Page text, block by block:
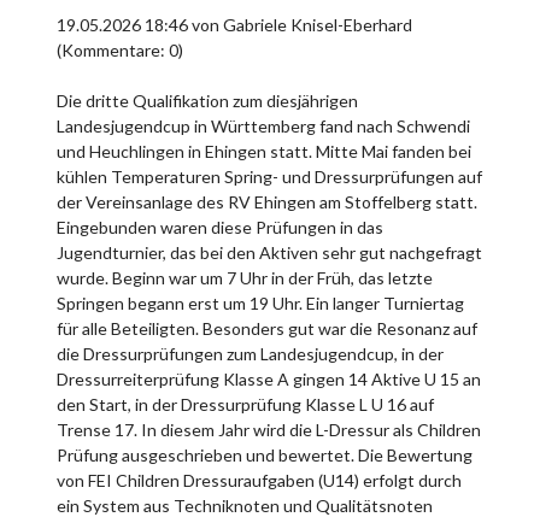
19.05.2026 18:46von Gabriele Knisel-Eberhard
(Kommentare: 0)
Die dritte Qualifikation zum diesjährigen
Landesjugendcup in Württemberg fand nach Schwendi
und Heuchlingen in Ehingen statt. Mitte Mai fanden bei
kühlen Temperaturen Spring- und Dressurprüfungen auf
der Vereinsanlage des RV Ehingen am Stoffelberg statt.
Eingebunden waren diese Prüfungen in das
Jugendturnier, das bei den Aktiven sehr gut nachgefragt
wurde. Beginn war um 7 Uhr in der Früh, das letzte
Springen begann erst um 19 Uhr. Ein langer Turniertag
für alle Beteiligten. Besonders gut war die Resonanz auf
die Dressurprüfungen zum Landesjugendcup, in der
Dressurreiterprüfung Klasse A gingen 14 Aktive U 15 an
den Start, in der Dressurprüfung Klasse L U 16 auf
Trense 17. In diesem Jahr wird die L-Dressur als Children
Prüfung ausgeschrieben und bewertet. Die Bewertung
von FEI Children Dressuraufgaben (U14) erfolgt durch
ein System aus Techniknoten und Qualitätsnoten